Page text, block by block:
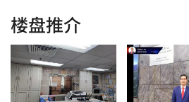
楼盘推介